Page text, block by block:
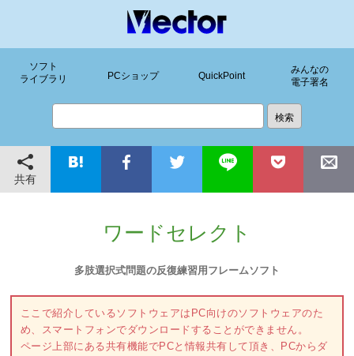
ソフト
ライブラリ
PCショップ QuickPoint
みんなの
電子署名
共有
ワードセレクト
多肢選択式問題の反復練習用フレームソフト
ここで紹介しているソフトウェアはPC向けのソフトウェアのた
め、スマートフォンでダウンロードすることができません。
ページ上部にある共有機能でPCと情報共有して頂き、PCからダ